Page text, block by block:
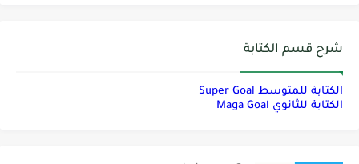
شرح قسم الكتابة
الكتابة للمتوسط Super Goal
الكتابة للثانوي Maga Goal